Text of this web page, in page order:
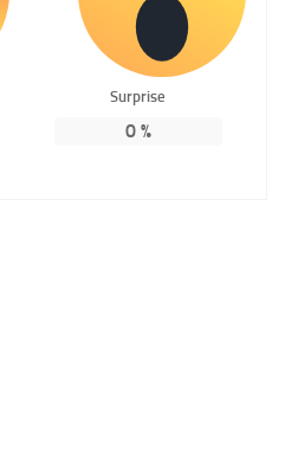
Surprise
0%